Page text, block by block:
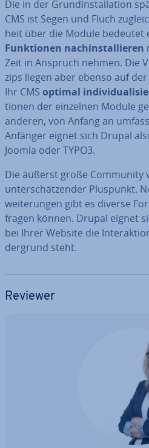
Die in der Grund­in­stal­la­ti­on
CMS ist Segen und Fluch
heit über die Module bedeutet
Funk­tio­nen nach­in­stal­lie­ren
Zeit in Anspruch nehmen. Die
zips liegen aber ebenso auf
Ihr CMS optimal
tio­nen der einzelnen Module
anderen, von Anfang an
Anfänger eignet sich Drupal
Joomla oder TYPO3.
Die äußerst große Community
un­ter­schät­zen­der Pluspunkt.
wei­te­run­gen gibt es diverse
fragen können. Drupal eignet
bei Ihrer Website die
der­grund steht.
Reviewer